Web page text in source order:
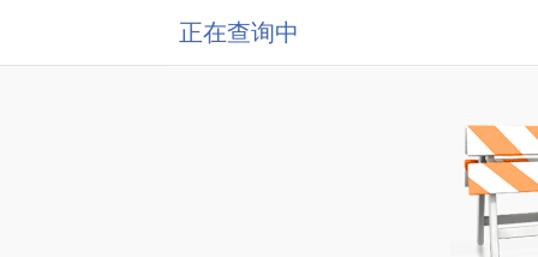
正在查询中